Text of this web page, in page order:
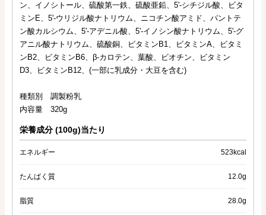
ン、イノシトール、硫酸第一鉄、硫酸亜鉛、5'-シチジル酸、ビタ
ミンE、5'-ウリジル酸ナトリウム、ニコチン酸アミド、パントテ
ン酸カルシウム、5'-アデニル酸、5'-イノシン酸ナトリウム、5'-グ
アニル酸ナトリウム、硫酸銅、ビタミンB1、ビタミンA、ビタミ
ンB2、ビタミンB6、β-カロテン、葉酸、ビオチン、ビタミン
D3、ビタミンB12、(一部に乳成分・大豆を含む)
種類別 調製粉乳
内容量 320g
栄養成分 (100g)当たり
エネルギー 523kcal
たんぱく質 12.0g
脂質 28.0g